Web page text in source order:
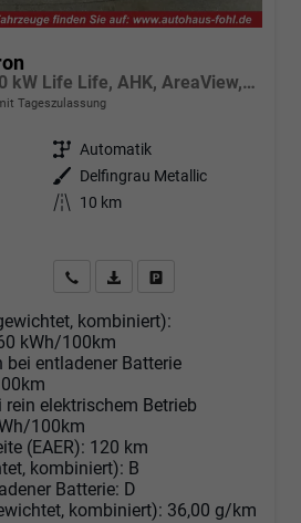
1.5 TSI eHybrid 150 kW Life Life, AHK, AreaView, Side, Navi, Winter, 5-J. Garantie
Tageszulassung
Getriebe Automatik
Außenfarbe
Delfingrau Metallic
Kilometerstand
10 km
Angebot anfordern
Fahrzeugexpose (PDF)
kombiniert):
kWh/100km
entladener Batterie
elektrischem Betrieb
100km
(EAER): 120 km
kombiniert): B
Batterie: D
kombiniert): 36,00 g/km